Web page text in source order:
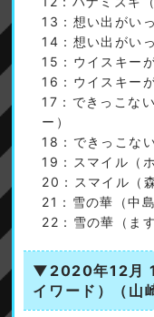
13：想い出がい
14：想い出がい
15：ウイスキー
16：ウイスキー
17：できっこな
ー）
18：できっこな
19：スマイル（
20：スマイル（
21：雪の華（中島
22：雪の華（ま
▼2020年12月
イワード）（山